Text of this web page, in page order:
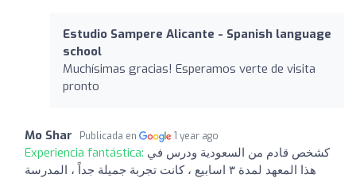
Estudio Sampere Alicante - Spanish language
school
Muchísimas gracias! Esperamos verte de visita
pronto
Mo Shar Publicada en 1 year ago
Experiencia fantástica: كشخص قادم من السعودية ودرس في
هذا المعهد لمدة ٣ اسابيع ، كانت تجربة جميلة جداً ، المدرسة